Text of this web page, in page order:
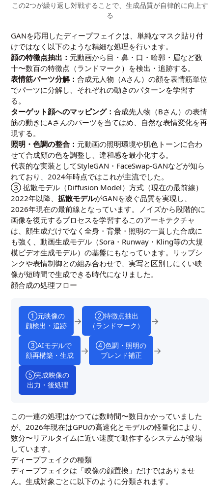
この2つが繰り返し対戦することで、生成品質が自律的に向上す
る
GANを応用したディープフェイクは、単純なマスク貼り付
けではなく以下のような精細な処理を行います。
顔の特徴点抽出： 元動画から目・鼻・口・輪郭・眉など数
十〜数百の特徴点（ランドマーク）を検出・追跡する。
表情筋パーツ分解：合成元人物（Aさん）の顔を表情筋単位
でパーツに分解し、それぞれの動きのパターンを学習す
る。
ターゲット顔へのマッピング：合成先人物（Bさん）の表情
筋の動きにAさんのパーツを当てはめ、自然な表情変化を再
現する。
照明・色調の整合： 元動画の照明環境や肌色トーンに合わ
せて合成顔の色を調整し、違和感を最小化する。
代表的な実装としてStyleGAN・FaceSwap-GANなどが知ら
れており、2024年時点ではこれが主流でした。
③ 拡散モデル（Diffusion Model）方式（現在の最前線）
2022年以降、拡散モデルがGANを凌ぐ品質を実現し、
2026年現在の最前線となっています。ノイズから段階的に
画像を復元するプロセスを学習するこのアーキテクチャ
は、顔生成だけでなく全身・背景・照明の一貫した合成に
も強く、動画生成モデル（Sora・Runway・Kling等の大規
模ビデオ生成モデル）の基盤にもなっています。リップシ
ンクや表情制御との組み合わせで、実写と区別しにくい映
像が短時間で生成できる時代になりました。
顔合成の処理フロー
①元映像の
顔検出・追跡
→
②特徴点抽出
（ランドマーク）
→
③AIモデルで
顔再構築・生成
→
④色調・照明の
ブレンド補正
→
⑤完成映像の
出力・後処理
この一連の処理はかつては数時間〜数日かかっていました
が、2026年現在はGPUの高速化とモデルの軽量化により、
数分〜リアルタイムに近い速度で動作するシステムが登場
しています。
ディープフェイクの種類
ディープフェイクは「映像の顔置換」だけではありませ
ん。生成対象ごとに以下のように分類されます。